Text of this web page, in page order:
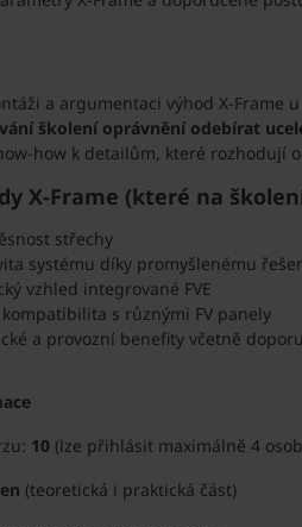
a argumentaci výhod X-Frame u
školení oprávnění odebírat
how k detailům, které rozhodují
X-Frame (které na
střechy
systému díky promyšlenému
vzhled integrované FVE
s různými FV panely
a provozní benefity včetně
10 (lze přihlásit maximálně 4
(teoretická i praktická část)